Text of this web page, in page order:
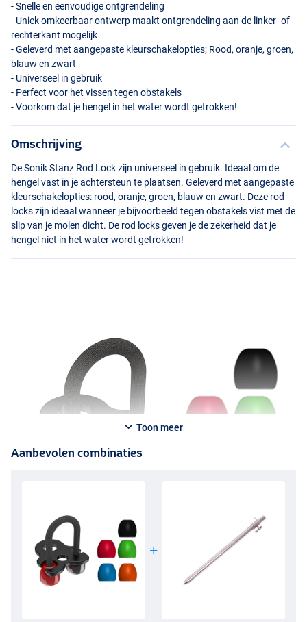
- Snelle en eenvoudige ontgrendeling
- Uniek omkeerbaar ontwerp maakt ontgrendeling aan de linker- of
rechterkant mogelijk
- Geleverd met aangepaste kleurschakelopties; Rood, oranje, groen,
blauw en zwart
- Universeel in gebruik
- Perfect voor het vissen tegen obstakels
- Voorkom dat je hengel in het water wordt getrokken!
Omschrijving
De Sonik Stanz Rod Lock zijn universeel in gebruik. Ideaal om de
hengel vast in je achtersteun te plaatsen. Geleverd met aangepaste
kleurschakelopties: rood, oranje, groen, blauw en zwart. Deze rod
locks zijn ideaal wanneer je bijvoorbeeld tegen obstakels vist met de
slip van je molen dicht. De rod locks geven je de zekerheid dat je
hengel niet in het water wordt getrokken!
Toon meer
Aanbevolen combinaties